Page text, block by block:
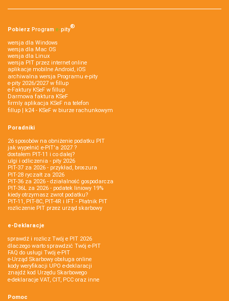
Pobierz Program e‑pity®
wersja dla Windows
wersja dla Mac OS
wersja dla Linux
wersja PIT przez internet online
aplikacje mobilne Android, iOS
archiwalna wersja Programu e-pity
e-pity 2026/2027 w fillup
e‑Faktury KSeF w fillup
Darmowa faktura KSeF
firmly aplikacja KSeF na telefon
fillup | k24 - KSeF w biurze rachunkowym
Poradniki
26 sposobów na obniżenie podatku PIT
jak wypełnić e-PIT'a 2027 ?
dostałem PIT-11 i co dalej?
ulgi i odliczenia - pity 2026
PIT-37 za 2026 - przykład, broszura
PIT-28 ryczałt za 2026
PIT-36 za 2026 - działalność gospodarcza
PIT-36L za 2026 - podatek liniowy 19%
kiedy otrzymasz zwrot podatku?
PIT-11, PIT-8C, PIT-4R i IFT - Płatnik PIT
rozliczenie PIT przez urząd skarbowy
e-Deklaracje
sprawdź i rozlicz Twój e PIT 2026
dlaczego warto sprawdzić Twój e-PIT
FAQ do usługi Twój e-PIT
e-Urząd Skarbowy obsługa online
kody weryfikacji UPO e-deklaracji
znajdź kod Urzędu Skarbowego
e-deklaracje VAT, CIT, PCC oraz inne
Pomoc